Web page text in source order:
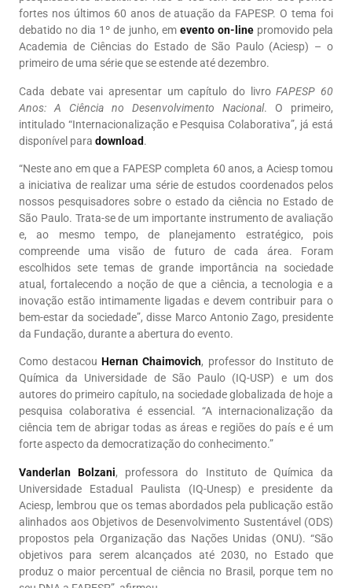
fortes nos últimos 60 anos de atuação da FAPESP. O tema foi
debatido no dia 1º de junho, em evento on-linepromovido pela
Academia de Ciências do Estado de São Paulo (Aciesp) – o
primeiro de uma série que se estende até dezembro.
Cada debate vai apresentar um capítulo do livroFAPESP 60
Anos: A Ciência no Desenvolvimento Nacional. O primeiro,
intitulado “Internacionalização e Pesquisa Colaborativa”, já está
disponível para download.
“Neste ano em que a FAPESP completa 60 anos, a Aciesp tomou
a iniciativa de realizar uma série de estudos coordenados pelos
nossos pesquisadores sobre o estado da ciência no Estado de
São Paulo. Trata-se de um importante instrumento de avaliação
e, ao mesmo tempo, de planejamento estratégico, pois
compreende uma visão de futuro de cada área. Foram
escolhidos sete temas de grande importância na sociedade
atual, fortalecendo a noção de que a ciência, a tecnologia e a
inovação estão intimamente ligadas e devem contribuir para o
bem-estar da sociedade”, disse Marco Antonio Zago, presidente
da Fundação, durante a abertura do evento.
Como destacouHernan Chaimovich, professor do Instituto de
Química da Universidade de São Paulo (IQ-USP) e um dos
autores do primeiro capítulo, na sociedade globalizada de hoje a
pesquisa colaborativa é essencial. “A internacionalização da
ciência tem de abrigar todas as áreas e regiões do país e é um
forte aspecto da democratização do conhecimento.”
Vanderlan Bolzani, professora do Instituto de Química da
Universidade Estadual Paulista (IQ-Unesp) e presidente da
Aciesp, lembrou que os temas abordados pela publicação estão
alinhados aos Objetivos de Desenvolvimento Sustentável (ODS)
propostos pela Organização das Nações Unidas (ONU). “São
objetivos para serem alcançados até 2030, no Estado que
produz o maior percentual de ciência no Brasil, porque tem no